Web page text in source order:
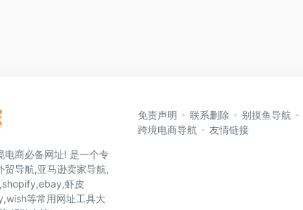
电商必备网址! 是一个专
贸导航,亚马逊卖家导航,
虾皮
等常用网址工具大
免责声明 联系删除 别摸鱼导航
跨境电商导航
友情链接